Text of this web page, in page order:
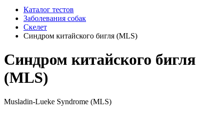
Каталог тестов
Заболевания собак
Скелет
Синдром китайского бигля (MLS)
Синдром китайского бигля
(MLS)
Musladin-Lueke Syndrome (MLS)